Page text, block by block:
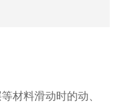
材料滑动时的动、